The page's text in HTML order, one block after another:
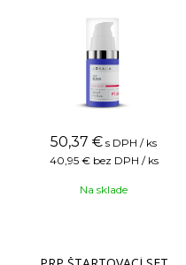
50,37 € s DPH / ks
40,95 € bez DPH / ks
Na sklade